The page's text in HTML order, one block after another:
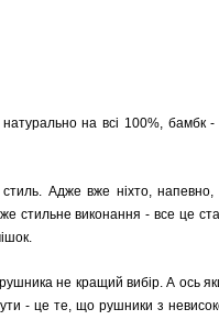
на всі 100%, бамбк -
Адже вже ніхто, напевно,
стильне виконання - все це
не кращий вибір. А ось
- це те, що рушники з